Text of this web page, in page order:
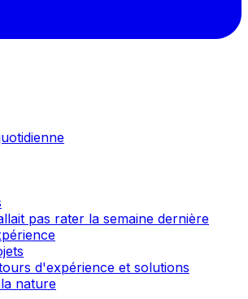
pas rater la semaine dernière
d'expérience et solutions
nature